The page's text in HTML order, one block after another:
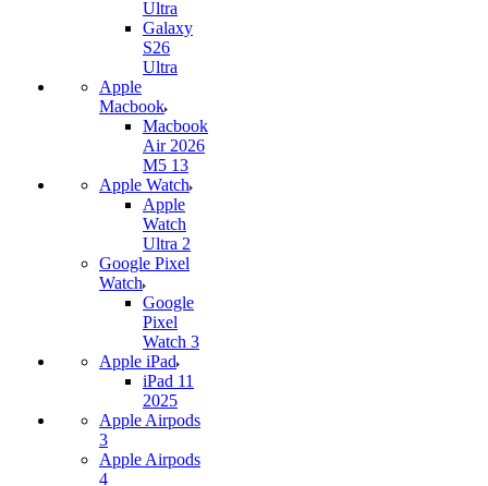
Ultra
Galaxy
S26
Ultra
Apple
Macbook
Macbook
Air 2026
M5 13
Apple Watch
Apple
Watch
Ultra 2
Google Pixel
Watch
Google
Pixel
Watch 3
Apple iPad
iPad 11
2025
Apple Airpods
3
Apple Airpods
4